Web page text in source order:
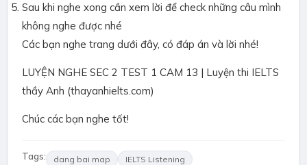
Sau khi nghe xong cần xem lời để check những câu mình
không nghe được nhé
Các bạn nghe trang dưới đây, có đáp án và lời nhé!
LUYỆN NGHE SEC 2 TEST 1 CAM 13 | Luyện thi IELTS
thầy Anh (thayanhielts.com)
Chúc các bạn nghe tốt!
Tags: dang bai map
IELTS Listening